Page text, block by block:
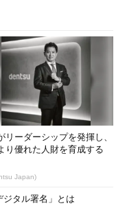
リーダーシップを発揮し、
り優れた人財を育成する
Japan)
ジタル署名」とは